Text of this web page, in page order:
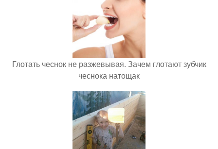
Глотать чеснок не разжевывая. Зачем глотают зубчик
чеснока натощак